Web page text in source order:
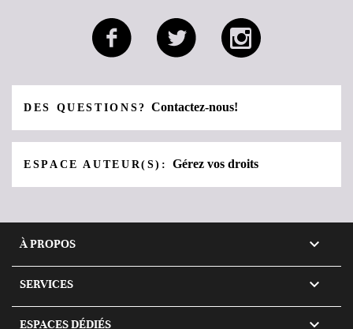
DES QUESTIONS?Contactez-nous!
ESPACE AUTEUR(S):Gérez vos droits
À PROPOS 
SERVICES 
ESPACES DÉDIÉS